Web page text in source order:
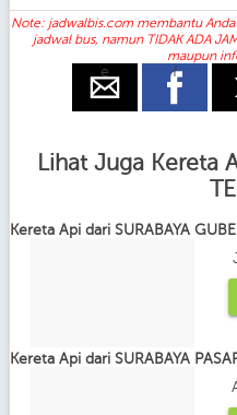
Note: jadwalbis.com membantu
jadwal bus, namun TIDAK ADA
maupun
e f
Lihat Juga Kereta
Kereta Api dari SURABAYA
Kereta Api dari SURABAYA